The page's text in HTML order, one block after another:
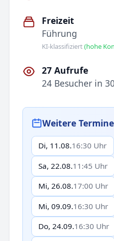
Freizeit
Führung
KI-klassifiziert(hohe
27 Aufrufe
24 Besucher in
Weitere Termine
Di, 11.08.16:30 Uhr
Sa, 22.08.11:45 Uhr
Mi, 26.08.17:00 Uhr
Mi, 09.09.16:30 Uhr
Do, 24.09.16:30 Uhr